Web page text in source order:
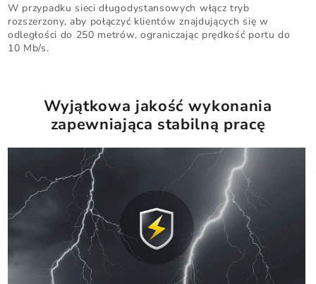
W przypadku sieci długodystansowych włącz tryb
rozszerzony, aby połączyć klientów znajdujących się w
odległości do 250 metrów, ograniczając prędkość portu do
10 Mb/s.
Wyjątkowa jakość wykonania
zapewniająca stabilną pracę